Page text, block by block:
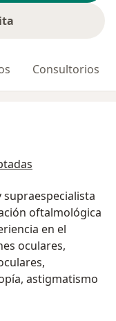
Consultorios
oftalmológica
en el
oculares,
astigmatismo
de